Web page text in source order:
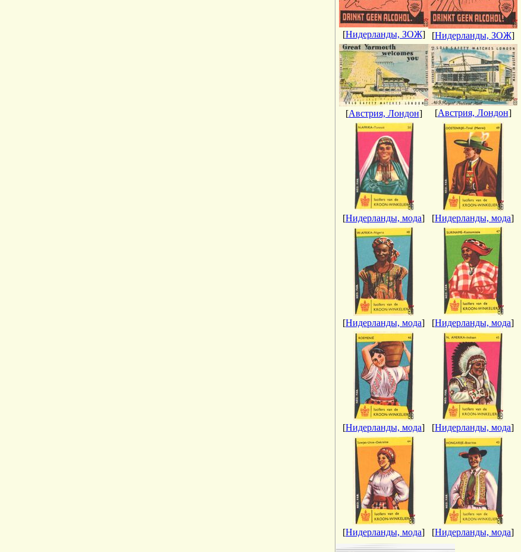
[Нидерланды, ЗОЖ] [Нидерланды, ЗОЖ]
[Австрия, Лондон] [Австрия, Лондон]
[Нидерланды, мода] [Нидерланды, мода]
[Нидерланды, мода] [Нидерланды, мода]
[Нидерланды, мода] [Нидерланды, мода]
[Нидерланды, мода] [Нидерланды, мода]